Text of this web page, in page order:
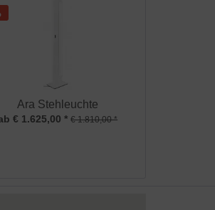
Ara Stehleuchte
€ 1.625,00 * € 1.810,00 *